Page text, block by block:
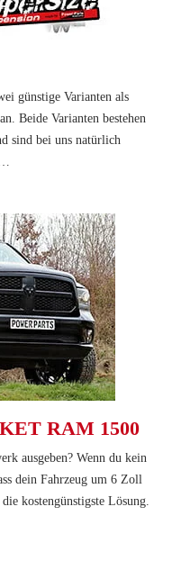
günstige Varianten als
Beide Varianten bestehen
sind bei uns natürlich
…
RAM 1500
ausgeben? Wenn du kein
dein Fahrzeug um 6 Zoll
kostengünstigste Lösung.